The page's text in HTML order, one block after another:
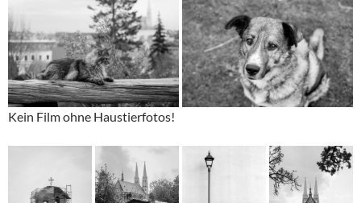
Kein Film ohne Haustierfotos!